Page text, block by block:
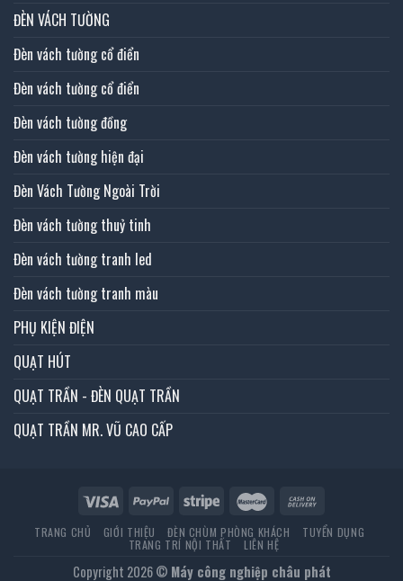
ĐÈN VÁCH TƯỜNG
Đèn vách tường cổ điển
Đèn vách tường cổ điển
Đèn vách tường đồng
Đèn vách tường hiện đại
Đèn Vách Tường Ngoài Trời
Đèn vách tường thuỷ tinh
Đèn vách tường tranh led
Đèn vách tường tranh màu
PHỤ KIỆN ĐIỆN
QUẠT HÚT
QUẠT TRẦN - ĐÈN QUẠT TRẦN
QUẠT TRẦN MR. VŨ CAO CẤP
TRANG CHỦ GIỚI THIỆU ĐÈN CHÙM PHÒNG KHÁCH TUYỂN DỤNG
TRANG TRÍ NỘI THẤT LIÊN HỆ
Copyright 2026 © Máy công nghiệp châu phát